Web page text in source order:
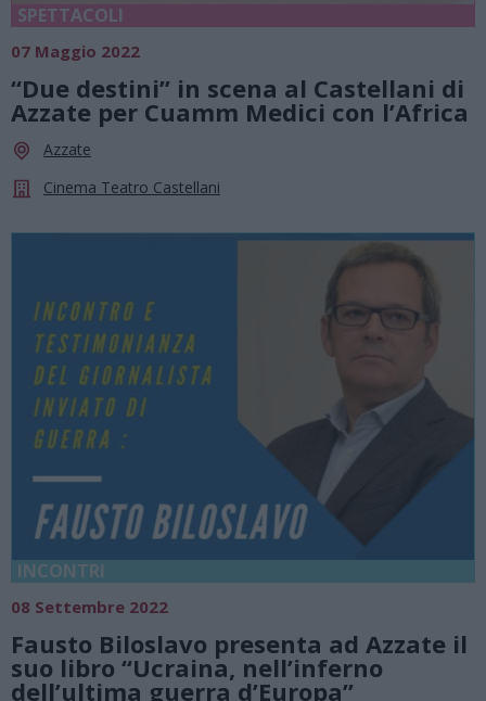
SPETTACOLI
07 Maggio 2022
“Due destini” in scena al Castellani di
Azzate per Cuamm Medici con l’Africa
Azzate
Cinema Teatro Castellani
INCONTRI
08 Settembre 2022
Fausto Biloslavo presenta ad Azzate il
suo libro “Ucraina, nell’inferno
dell’ultima guerra d’Europa”